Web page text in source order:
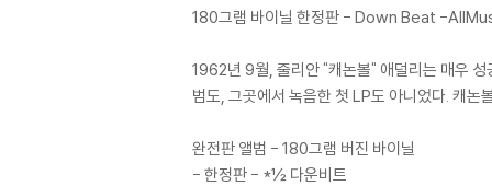
180그램 바이닐 한정판 - Down Beat -
1962년 9월, 줄리안 "캐논볼" 애덜리는 매우 성
범도, 그곳에서 녹음한 첫 LP도 아니었다. 캐
완전판 앨범 - 180그램 버진 바이닐
- 한정판 - *½ 다운비트